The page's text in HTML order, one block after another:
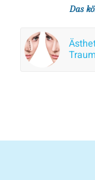
Das